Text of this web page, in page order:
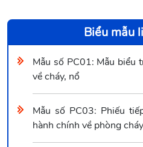
Biểu mẫu
Mẫu số PC01: Mẫu biểu
về cháy, nổ
Mẫu số PC03: Phiếu
hành chính về phòng